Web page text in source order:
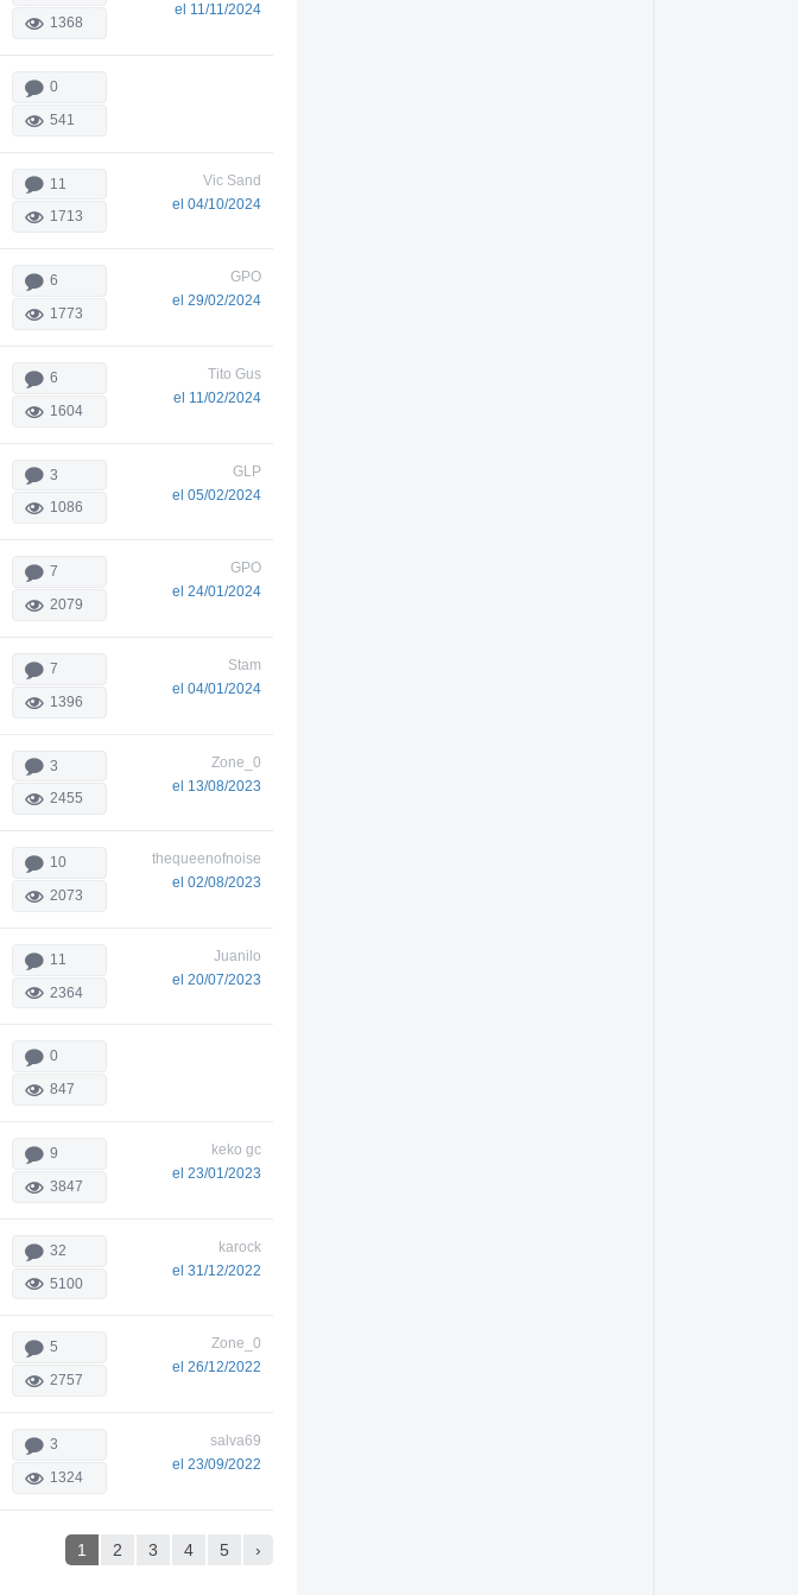
1368
el 11/11/2024
0
541
11
1713
Vic Sand
el 04/10/2024
6
1773
GPO
el 29/02/2024
6
1604
Tito Gus
el 11/02/2024
3
1086
GLP
el 05/02/2024
7
2079
GPO
el 24/01/2024
7
1396
Stam
el 04/01/2024
3
2455
Zone_0
el 13/08/2023
10
2073
thequeenofnoise
el 02/08/2023
11
2364
Juanilo
el 20/07/2023
0
847
9
3847
keko gc
el 23/01/2023
32
5100
karock
el 31/12/2022
5
2757
Zone_0
el 26/12/2022
3
1324
salva69
el 23/09/2022
1 2 3 4 5 ›